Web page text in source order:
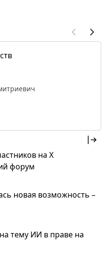
на X
форум
новая возможность –
тему ИИ в праве на